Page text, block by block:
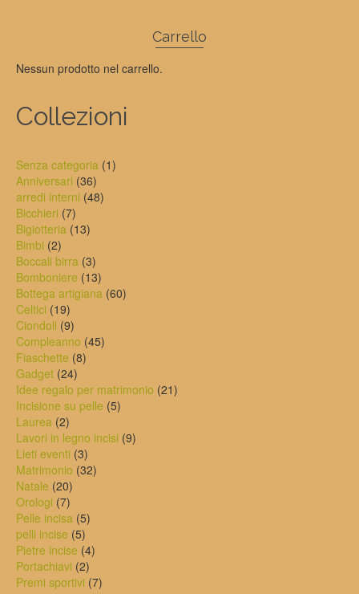
Carrello
Nessun prodotto nel carrello.
Collezioni
Senza categoria 11
Anniversari 3636
prodotti
arredi interni 4848
Bicchieri 77
prodotti
Bigiotteria 1313
Bimbi 22
prodotti
Boccali birra 33
prodotti
Bomboniere 1313
prodotti
Bottega artigiana 6060
Celtici 1919
prodotti
Ciondoli 99
prodotti
Compleanno 4545
Fiaschette 88
Gadget 2424
prodotti
Idee regalo per matrimonio 2121
Incisione su pelle 55
Laurea 22
prodotti
Lavori in legno incisi 99
Lieti eventi 33
prodotti
Matrimonio 3232
Natale 2020
prodotti
Orologi 77
prodotti
Pelle incisa 55
pelli incise 55
prodotti
Pietre incise 44
Portachiavi 22
prodotti
Premi sportivi 77